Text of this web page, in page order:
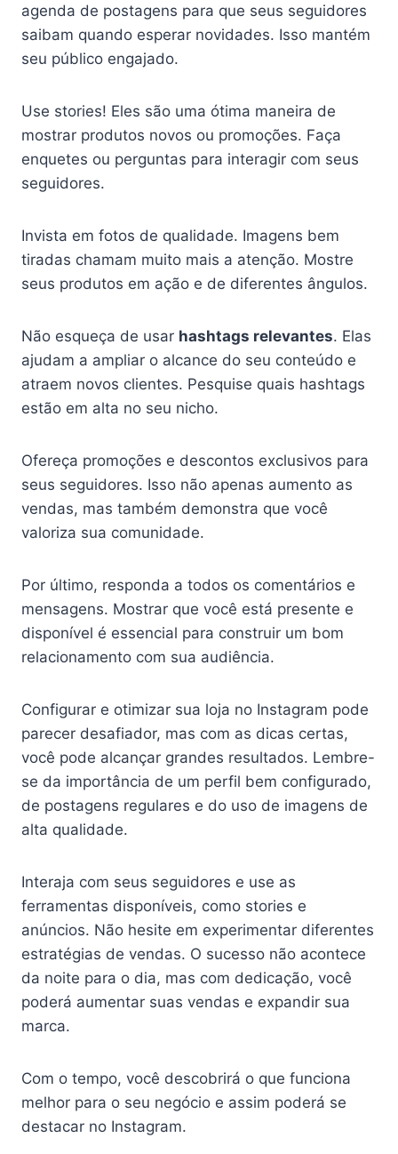
agenda de postagens para que seus seguidores
saibam quando esperar novidades. Isso mantém
seu público engajado.
Use stories! Eles são uma ótima maneira de
mostrar produtos novos ou promoções. Faça
enquetes ou perguntas para interagir com seus
seguidores.
Invista em fotos de qualidade. Imagens bem
tiradas chamam muito mais a atenção. Mostre
seus produtos em ação e de diferentes ângulos.
Não esqueça de usar hashtags relevantes. Elas
ajudam a ampliar o alcance do seu conteúdo e
atraem novos clientes. Pesquise quais hashtags
estão em alta no seu nicho.
Ofereça promoções e descontos exclusivos para
seus seguidores. Isso não apenas aumento as
vendas, mas também demonstra que você
valoriza sua comunidade.
Por último, responda a todos os comentários e
mensagens. Mostrar que você está presente e
disponível é essencial para construir um bom
relacionamento com sua audiência.
Configurar e otimizar sua loja no Instagram pode
parecer desafiador, mas com as dicas certas,
você pode alcançar grandes resultados. Lembre-
se da importância de um perfil bem configurado,
de postagens regulares e do uso de imagens de
alta qualidade.
Interaja com seus seguidores e use as
ferramentas disponíveis, como stories e
anúncios. Não hesite em experimentar diferentes
estratégias de vendas. O sucesso não acontece
da noite para o dia, mas com dedicação, você
poderá aumentar suas vendas e expandir sua
marca.
Com o tempo, você descobrirá o que funciona
melhor para o seu negócio e assim poderá se
destacar no Instagram.